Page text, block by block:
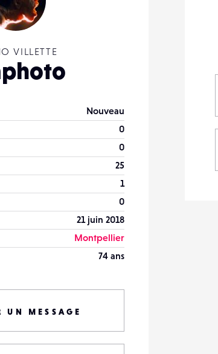
VILLETTE
Nouveau
0
0
25
1
0
21 juin 2018
Montpellier
74 ans
UN MESSAGE